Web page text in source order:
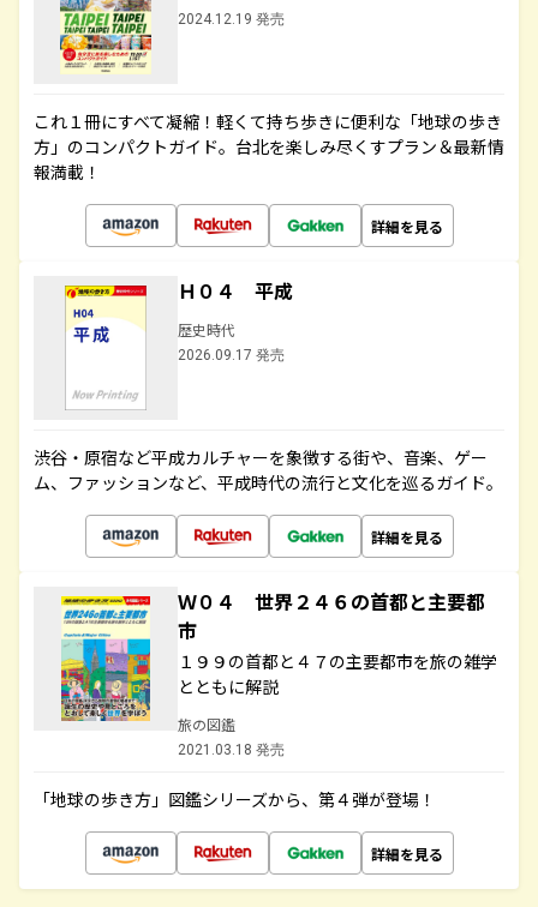
2024.12.19 発売
これ１冊にすべて凝縮！軽くて持ち歩きに便利な「地球の歩き
方」のコンパクトガイド。台北を楽しみ尽くすプラン＆最新情
報満載！
詳細を見る
Ｈ０４ 平成
歴史時代
2026.09.17 発売
渋谷・原宿など平成カルチャーを象徴する街や、音楽、ゲー
ム、ファッションなど、平成時代の流行と文化を巡るガイド。
詳細を見る
Ｗ０４ 世界２４６の首都と主要都
市
１９９の首都と４７の主要都市を旅の雑学
とともに解説
旅の図鑑
2021.03.18 発売
「地球の歩き方」図鑑シリーズから、第４弾が登場！
詳細を見る